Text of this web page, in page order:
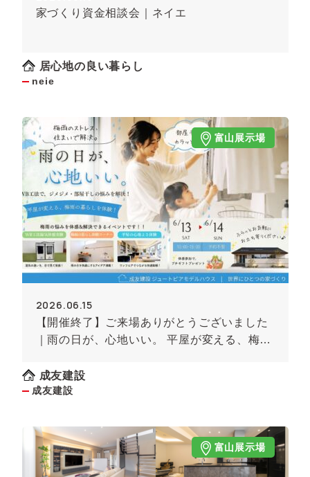
家づくり資金相談会｜ネイエ
居心地の良い暮らし
neie
富山展示場
2026.06.15
【開催終了】ご来場ありがとうございました
｜雨の日が、心地いい。 平屋が変える、梅雨
成友建設
成友建設
富山展示場